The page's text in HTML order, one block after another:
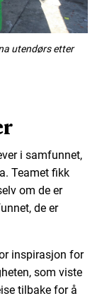
utendørs etter
i samfunnet,
Teamet fikk
om de er
de er
inspirasjon for
som viste
tilbake for å